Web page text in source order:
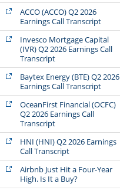
ACCO (ACCO) Q2 2026
Earnings Call Transcript
Invesco Mortgage Capital
(IVR) Q2 2026 Earnings Call
Transcript
Baytex Energy (BTE) Q2 2026
Earnings Call Transcript
OceanFirst Financial (OCFC)
Q2 2026 Earnings Call
Transcript
HNI (HNI) Q2 2026 Earnings
Call Transcript
Airbnb Just Hit a Four-Year
High. Is It a Buy?